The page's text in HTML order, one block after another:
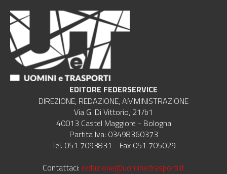
EDITORE FEDERSERVICE
DIREZIONE, REDAZIONE, AMMINISTRAZIONE
Via G. Di Vittorio, 21/b1
40013 Castel Maggiore - Bologna
Partita Iva: 03498360373
Tel. 051 7093831 - Fax 051 705029
Contattaci: redazione@uominietrasporti.it